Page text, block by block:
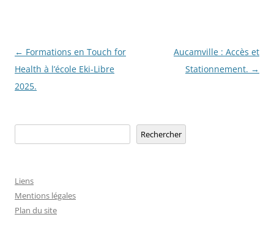
Navigation
des
articles
← Formations en Touch for
Health à l’école Eki-Libre
2025.
Aucamville : Accès et
Stationnement. →
Rechercher
Liens
Mentions légales
Plan du site